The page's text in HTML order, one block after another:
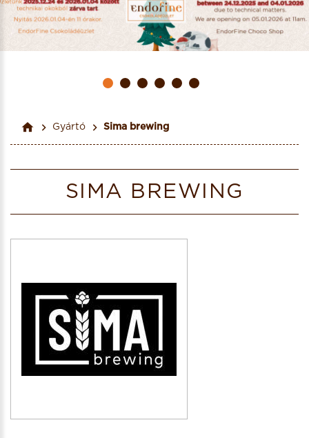
Gyártó Sima brewing
SIMA BREWING